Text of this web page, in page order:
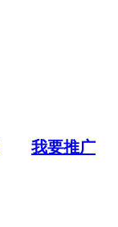
我要推广